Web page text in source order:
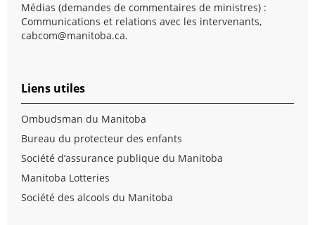
Médias (demandes de commentaires de ministres) :
Communications et relations avec les intervenants,
cabcom@manitoba.ca.
Liens utiles
Ombudsman du Manitoba
Bureau du protecteur des enfants
Société d’assurance publique du Manitoba
Manitoba Lotteries
Société des alcools du Manitoba